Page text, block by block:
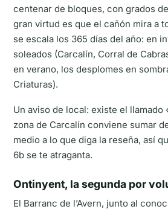
centenar de bloques, con grados
gran virtud es que el cañón mira a
se escala los 365 días del año: en
soleados (Carcalín, Corral de
en verano, los desplomes en
Criaturas).
Un aviso de local: existe el llamado
zona de Carcalín conviene sumar
medio a lo que diga la reseña, así
6b se te atraganta.
Ontinyent, la segunda por
El Barranc de l’Avern, junto al